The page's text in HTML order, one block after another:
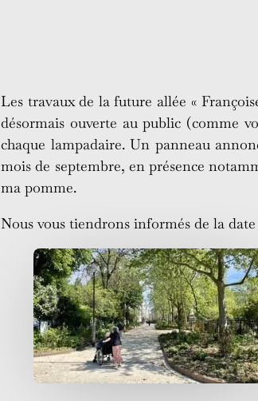
Les travaux de la future allée «
désormais ouverte au public (comme
chaque lampadaire. Un panneau
mois de septembre, en présence
ma pomme.
Nous vous tiendrons informés de la